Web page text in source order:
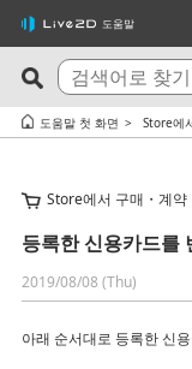
도움말
최신 FAQ
サードパーティ製
よびCubism SDKの
타임라인의 마지막
도움이 되는 질문
Cubism Editor・
（Windows）
트라이얼 버전을 이
체를 고려 중인 경우
도움말 첫 화면 Store에
Store에서 구매・계약
등록한 신용카드를
2019/08/08 (Thu)
아래 순서대로 등록한 신